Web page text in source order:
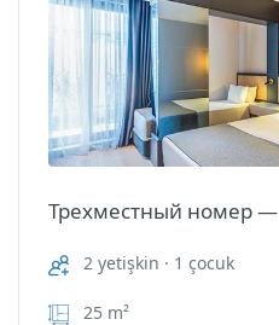
Corner
Nİ Hotel Lara
Oda Özellikleri
TV
Трехместный номер
2 yetişkin · 1 çocuk
25 m²